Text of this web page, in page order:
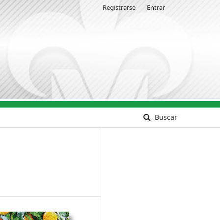
Buscar
Registrarse Entrar